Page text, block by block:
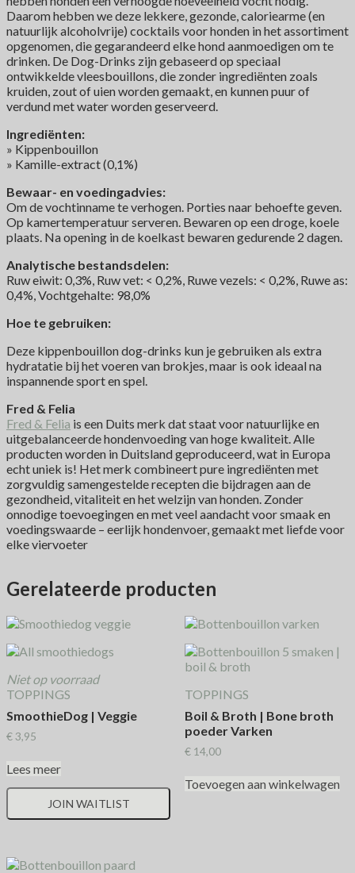
Daarom hebben we deze lekkere, gezonde, caloriearme (en
natuurlijk alcoholvrije) cocktails voor honden in het assortiment
opgenomen, die gegarandeerd elke hond aanmoedigen om te
drinken. De Dog-Drinks zijn gebaseerd op speciaal
ontwikkelde vleesbouillons, die zonder ingrediënten zoals
kruiden, zout of uien worden gemaakt, en kunnen puur of
verdund met water worden geserveerd.
Ingrediënten:
» Kippenbouillon
» Kamille-extract (0,1%)
Bewaar- en voedingadvies:
Om de vochtinname te verhogen. Porties naar behoefte geven.
Op kamertemperatuur serveren. Bewaren op een droge, koele
plaats. Na opening in de koelkast bewaren gedurende 2 dagen.
Analytische bestandsdelen:
Ruw eiwit: 0,3%, Ruw vet: < 0,2%, Ruwe vezels: < 0,2%, Ruwe as:
0,4%, Vochtgehalte: 98,0%
Hoe te gebruiken:
Deze kippenbouillon dog-drinks kun je gebruiken als extra
hydratatie bij het voeren van brokjes, maar is ook ideaal na
inspannende sport en spel.
Fred & Felia
Fred & Felia is een Duits merk dat staat voor natuurlijke en
uitgebalanceerde hondenvoeding van hoge kwaliteit. Alle
producten worden in Duitsland geproduceerd, wat in Europa
echt uniek is! Het merk combineert pure ingrediënten met
zorgvuldig samengestelde recepten die bijdragen aan de
gezondheid, vitaliteit en het welzijn van honden. Zonder
onnodige toevoegingen en met veel aandacht voor smaak en
voedingswaarde – eerlijk hondenvoer, gemaakt met liefde voor
elke viervoeter
Gerelateerde producten
Niet op voorraad
TOPPINGS
SmoothieDog | Veggie
€3,95
Lees meer
JOIN WAITLIST
TOPPINGS
Boil & Broth | Bone broth
poeder Varken
€14,00
Toevoegen aan winkelwagen